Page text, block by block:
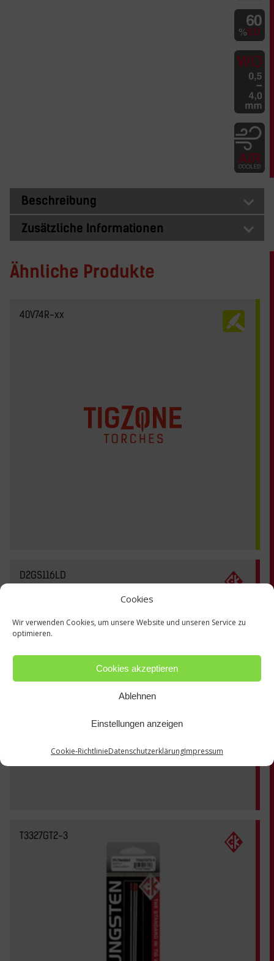
Cookies
Wir verwenden Cookies, um unsere Website und unseren Service zu
optimieren.
Cookies akzeptieren
Ablehnen
Einstellungen anzeigen
Cookie-RichtlinieDatenschutzerklärungImpressum
Beschreibung
Zusätzliche Informationen
Ähnliche Produkte
40V74R-xx
D2GS116LD
T3327GT2-3